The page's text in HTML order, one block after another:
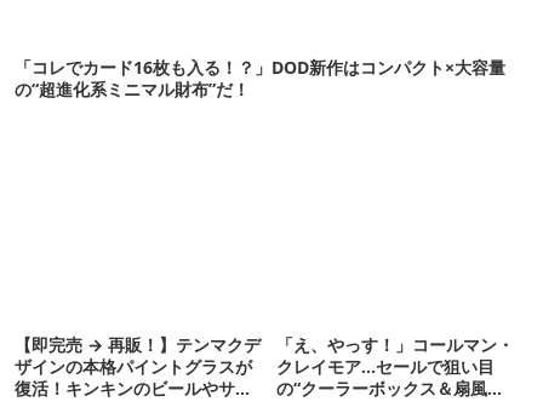
「コレでカード16枚も入る！？」DOD新作はコンパクト×大容量
の“超進化系ミニマル財布”だ！
【即完売 → 再販！】テンマクデ
ザインの本格パイントグラスが
復活！キンキンのビールやサワ
「え、やっす！」コールマン・
クレイモア…セールで狙い目
の“クーラーボックス＆扇風